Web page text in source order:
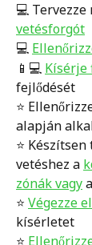
💻 Tervezze
vetésforgót
💻
📱💻 Kísérje
fejlődését
⭐️
alapján
⭐️
vetéshez a
zónák vagy a
⭐️ Végezze
kísérletet
⭐️